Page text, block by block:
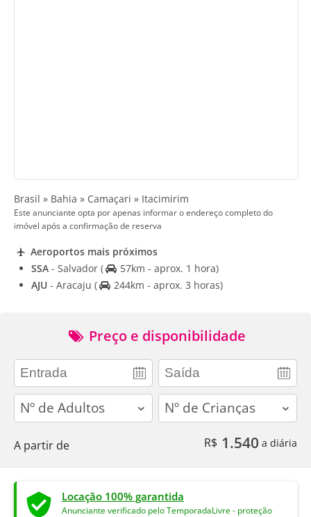
Brasil » Bahia » Camaçari » Itacimirim
Este anunciante opta por apenas informar o endereço completo do
imóvel após a confirmação de reserva
Aeroportos mais próximos
SSA - Salvador (
57km - aprox. 1 hora)
AJU - Aracaju ( 244km - aprox. 3 horas)
Preço e disponibilidade
adults children
A partir de R$ 1.540 a diária
Locação 100% garantida
Anunciante verificado pelo TemporadaLivre - proteção